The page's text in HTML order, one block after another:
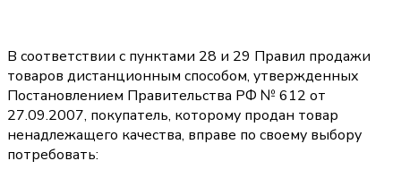
В соответствии с пунктами 28 и 29 Правил продажи
товаров дистанционным способом, утвержденных
Постановлением Правительства РФ № 612 от
27.09.2007, покупатель, которому продан товар
ненадлежащего качества, вправе по своему выбору
потребовать: